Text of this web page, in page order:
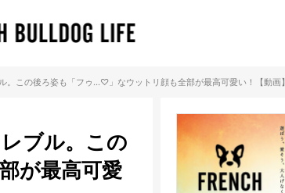
。この後ろ姿も「フゥ…♡」なウットリ顔も全部が最高可愛い！【動画】
ブル。この
が最高可愛